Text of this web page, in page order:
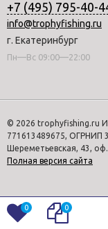
+7 (495) 795-40-
info@trophyfishing.ru
г. Екатеринбург
Пн—Вс 09:00—22:00
© 2026 trophyfishing.ru
771613489675, ОГРНИП
Шереметьевская, 43,
Полная версия сайта
0 0